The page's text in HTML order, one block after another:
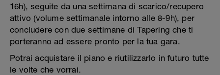
16h), seguite da una settimana di scarico/recupero
attivo (volume settimanale intorno alle 8-9h), per
concludere con due settimane di Tapering che ti
porteranno ad essere pronto per la tua gara.
Potrai acquistare il piano e riutilizzarlo in futuro tutte
le volte che vorrai.